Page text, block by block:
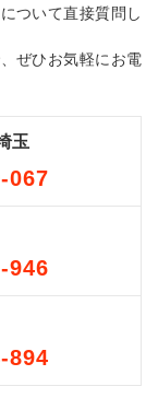
ついて直接質問し
ぜひお気軽にお電
玉
067
946
894